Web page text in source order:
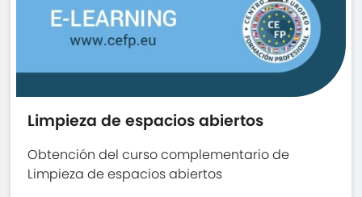
Limpieza de espacios abiertos
Obtención del curso complementario de
Limpieza de espacios abiertos